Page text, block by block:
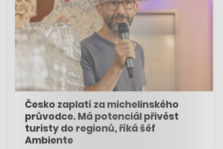
Česko zaplatí za michelinského
průvodce. Má potenciál přivést
turisty do regionů, říká šéf
Ambiente